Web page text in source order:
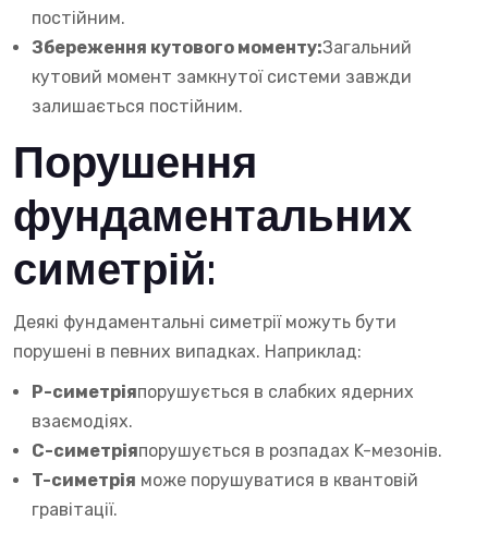
постійним.
Збереження кутового моменту:Загальний
кутовий момент замкнутої системи завжди
залишається постійним.
Порушення
фундаментальних
симетрій:
Деякі фундаментальні симетрії можуть бути
порушені в певних випадках. Наприклад:
P-симетріяпорушується в слабких ядерних
взаємодіях.
C-симетріяпорушується в розпадах K-мезонів.
T-симетрія може порушуватися в квантовій
гравітації.